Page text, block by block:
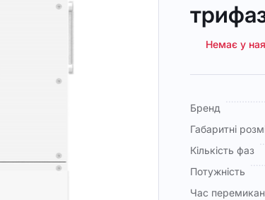
Немає у
Докладніше
Бренд
Габаритні
Кількість фаз
Потужність
Час